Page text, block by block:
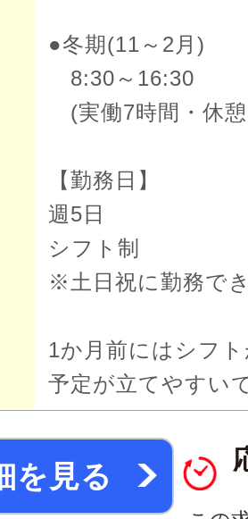
●冬期(11～2月)
8:30～16:30
(実働7時間・休
【勤務日】
週5日
シフト制
※土日祝に勤務で
1か月前にはシフ
予定が立てやすい
を見る